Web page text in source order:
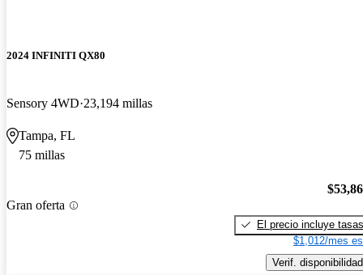
2024 INFINITI QX80
Sensory 4WD 23,194 millas
Tampa, FL
75 millas
Gran oferta
El precio incluye tasas
$1,012/mes
Verif. disponibilidad